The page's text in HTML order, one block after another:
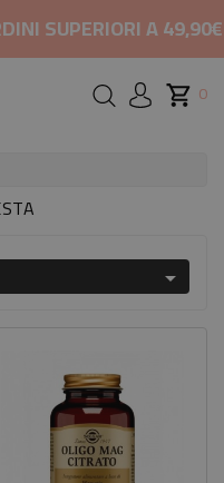
SUPERIORI A 49,90€
0
